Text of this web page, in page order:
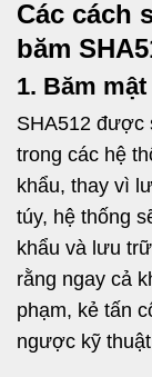
Các cách
băm
1. Băm
SHA512 được
trong các hệ
khẩu, thay vì
túy, hệ thống
khẩu và lưu
rằng ngay cả
phạm, kẻ tấn
ngược kỹ